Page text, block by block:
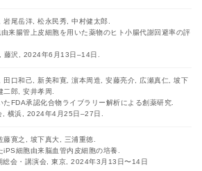
尾岳洋, 松永民秀, 中村健太郎.
来腸管上皮細胞を用いた薬物のヒト小腸代謝回避率の評
藤沢, 2024年6月13日–14日.
口和己, 新美和寛, 濵本周造, 安藤亮介, 広瀬真仁, 坡下
郎, 安井孝周.
FDA承認化合物ライブラリー解析による創薬研究.
横浜, 2024年4月25日–27日.
寛之, 坡下真大, 三浦重徳.
細胞由来脳血管内皮細胞の培養.
総会・講演会, 東京, 2024年3月13日〜14日